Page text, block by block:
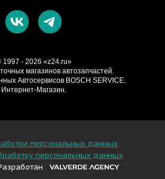
1997 - 2026 «z24.ru»
магазинов автозапчастей.
Автосервисов BOSCH SERVICE.
Интернет-Магазин.
персональных данных
персональных данных